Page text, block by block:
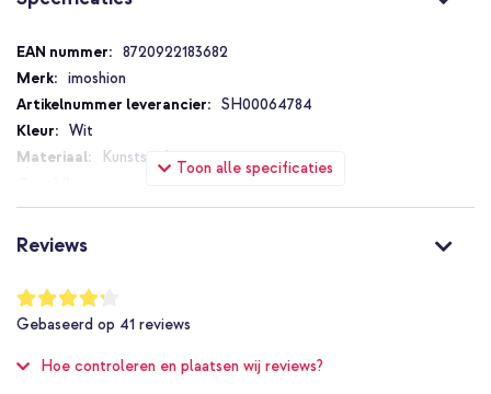
Toon alle specificaties
Specificaties
8720922183682
imoshion
SH00064784
Wit
Kunststof
15 inch
Backcover, Hardcase
Reviews
Waardering:
84
%
of
Gebaseerd op 41 reviews
Hoe controleren en plaatsen wij reviews?